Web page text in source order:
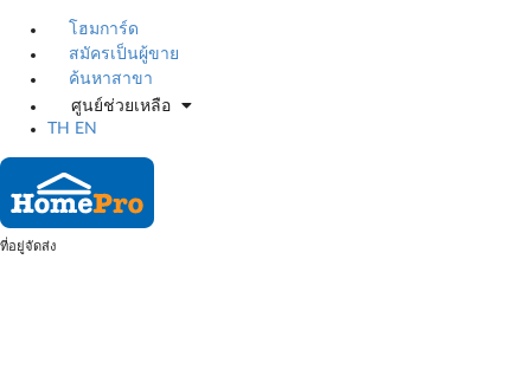
โฮมการ์ด
สมัครเป็นผู้ขาย
ค้นหาสาขา
ศูนย์ช่วยเหลือ
TH
EN
ที่อยู่จัดส่ง